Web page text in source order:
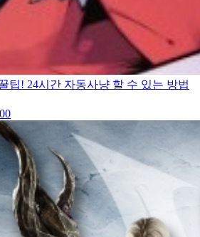
팁! 24시간 자동사냥 할 수 있는 방법